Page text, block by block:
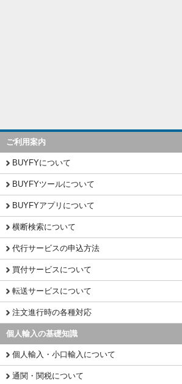
ご利用案内
BUYFYについて
BUYFYツールについて
BUYFYアプリについて
横断検索について
代行サービスの申込方法
買付サービスについて
転送サービスについて
注文進行時の各種対応
個人輸入の基礎知識
個人輸入・小口輸入について
通関・関税について